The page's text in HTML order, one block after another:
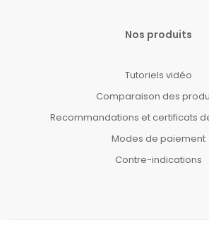
Nos produits
Tutoriels vidéo
Comparaison des
Recommandations et certificats
Modes de paiement
Contre-indications